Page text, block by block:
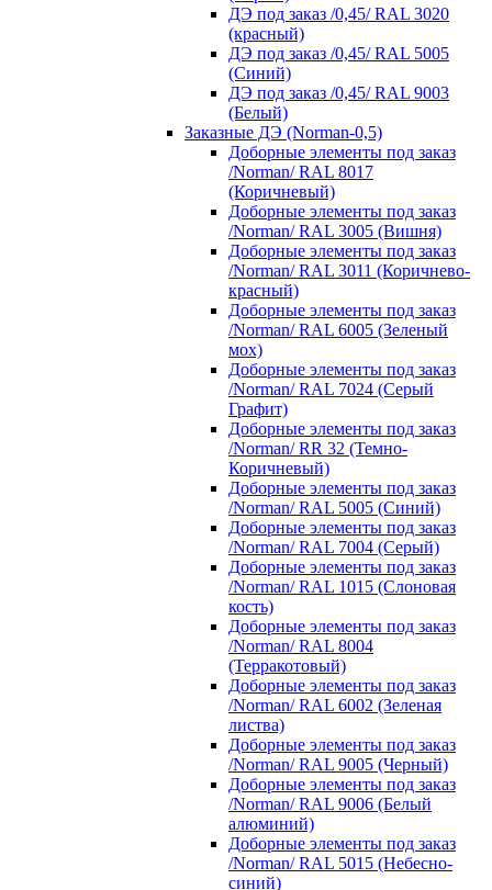
ДЭ под заказ /0,45/ RAL 3020
(красный)
ДЭ под заказ /0,45/ RAL 5005
(Синий)
ДЭ под заказ /0,45/ RAL 9003
(Белый)
Заказные ДЭ (Norman-0,5)
Доборные элементы под заказ
/Norman/ RAL 8017
(Коричневый)
Доборные элементы под заказ
/Norman/ RAL 3005 (Вишня)
Доборные элементы под заказ
/Norman/ RAL 3011 (Коричнево-
красный)
Доборные элементы под заказ
/Norman/ RAL 6005 (Зеленый
мох)
Доборные элементы под заказ
/Norman/ RAL 7024 (Серый
Графит)
Доборные элементы под заказ
/Norman/ RR 32 (Темно-
Коричневый)
Доборные элементы под заказ
/Norman/ RAL 5005 (Синий)
Доборные элементы под заказ
/Norman/ RAL 7004 (Серый)
Доборные элементы под заказ
/Norman/ RAL 1015 (Слоновая
кость)
Доборные элементы под заказ
/Norman/ RAL 8004
(Терракотовый)
Доборные элементы под заказ
/Norman/ RAL 6002 (Зеленая
листва)
Доборные элементы под заказ
/Norman/ RAL 9005 (Черный)
Доборные элементы под заказ
/Norman/ RAL 9006 (Белый
алюминий)
Доборные элементы под заказ
/Norman/ RAL 5015 (Небесно-
синий)